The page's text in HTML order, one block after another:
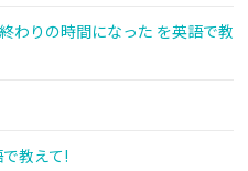
わりの時間になった を英語で教
教えて!